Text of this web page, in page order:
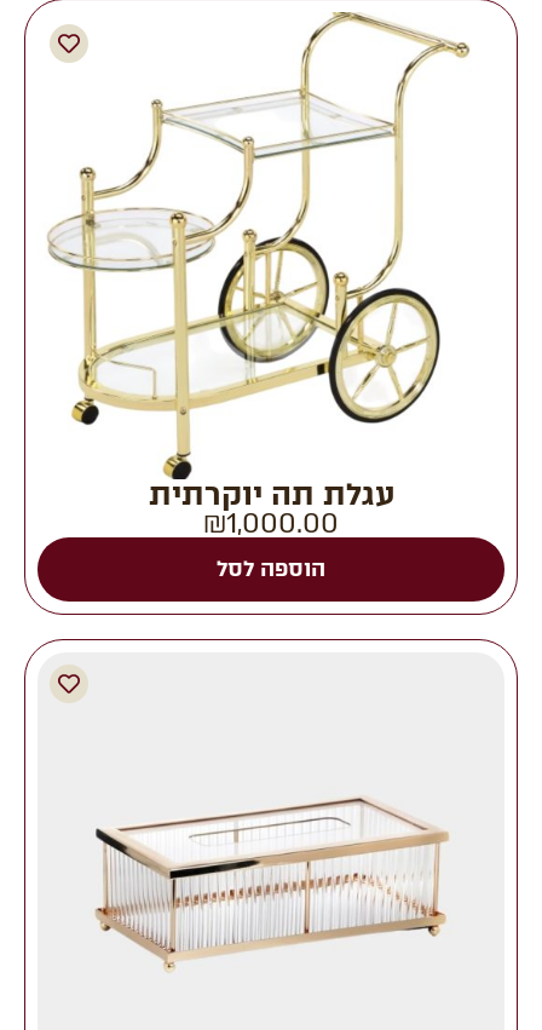
עגלת תה יוקרתית
₪1,000.00
הוספה לסל